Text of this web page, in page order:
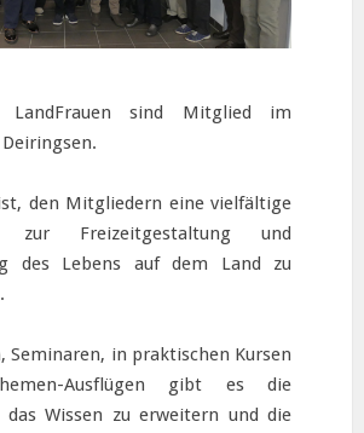
LandFrauen sind Mitglied im
den Mitgliedern eine vielfältige
zur Freizeitgestaltung und
des Lebens auf dem Land zu
Seminaren, in praktischen Kursen
Ausflügen gibt es die
Wissen zu erweitern und die